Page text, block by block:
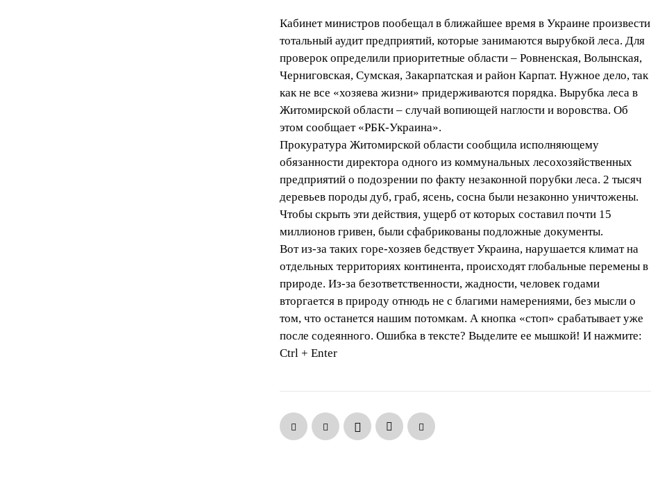
Кабинет министров пообещал в ближайшее время в Украине произвести
тотальный аудит предприятий, которые занимаются вырубкой леса. Для
проверок определили приоритетные области – Ровненская, Волынская,
Черниговская, Сумская, Закарпатская и район Карпат. Нужное дело, так
как не все «хозяева жизни» придерживаются порядка. Вырубка леса в
Житомирской области – случай вопиющей наглости и воровства. Об
этом сообщает «РБК-Украина».
Прокуратура Житомирской области сообщила исполняющему
обязанности директора одного из коммунальных лесохозяйственных
предприятий о подозрении по факту незаконной порубки леса. 2 тысяч
деревьев породы дуб, граб, ясень, сосна были незаконно уничтожены.
Чтобы скрыть эти действия, ущерб от которых составил почти 15
миллионов гривен, были сфабрикованы подложные документы.
Вот из-за таких горе-хозяев бедствует Украина, нарушается климат на
отдельных территориях континента, происходят глобальные перемены в
природе. Из-за безответственности, жадности, человек годами
вторгается в природу отнюдь не с благими намерениями, без мысли о
том, что останется нашим потомкам. А кнопка «стоп» срабатывает уже
после содеянного. Ошибка в тексте? Выделите ее мышкой! И нажмите:
Ctrl + Enter